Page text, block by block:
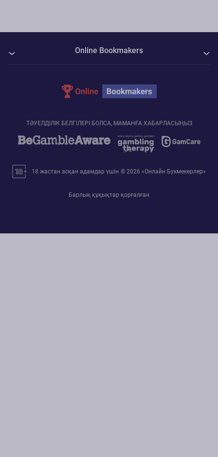
ТӘУЕЛДІЛІК БЕЛГІЛЕРІ БОЛСА, МАМАНҒА ХАБАРЛАСЫҢЫЗ
18 жастан асқан адамдар үшін © 2026 «Онлайн Букмекерлер»
Барлық құқықтар қорғалған
Online Bookmakers
Cookie саясаты
Байланыстар